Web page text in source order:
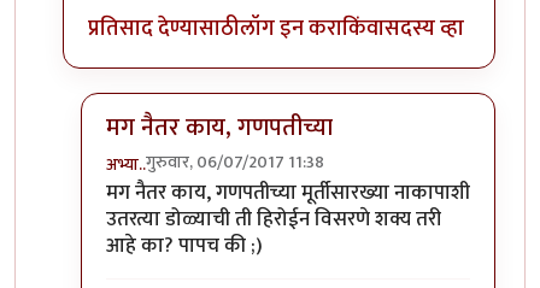
प्रतिसाद देण्यासाठीलॉग इन कराकिंवासदस्य व्हा
मग नैतर काय, गणपतीच्या
अभ्या..गुरुवार, 06/07/2017 11:38
In reply toहा..हा...byचांदणे संदीप
मग नैतर काय, गणपतीच्या मूर्तीसारख्या नाकापाशी
उतरत्या डोळ्याची ती हिरोईन विसरणे शक्य तरी
आहे का? पापच की ;)